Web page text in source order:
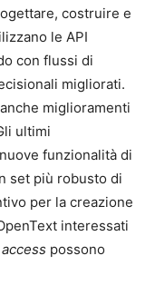
costruire e
le API
con flussi di
migliorati.
miglioramenti
ultimi
funzionalità di
set più robusto di
per la creazione
interessati
possono